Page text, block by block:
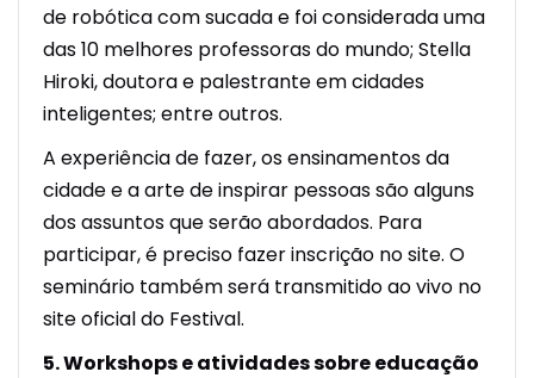
de robótica com sucada e foi considerada uma
das 10 melhores professoras do mundo; Stella
Hiroki, doutora e palestrante em cidades
inteligentes; entre outros.
A experiência de fazer, os ensinamentos da
cidade e a arte de inspirar pessoas são alguns
dos assuntos que serão abordados. Para
participar, é preciso fazer inscrição no site. O
seminário também será transmitido ao vivo no
site oficial do Festival.
5. Workshops e atividades sobre educação